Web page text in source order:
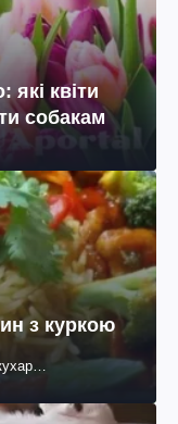
які квіти
собакам
з куркою